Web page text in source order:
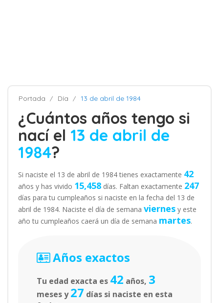
Portada Día 13 de abril de 1984
¿Cuántos años tengo si
nací el 13 de abril de
1984?
Si naciste el 13 de abril de 1984 tienes exactamente 42
años y has vivido 15,458 días. Faltan exactamente 247
días para tu cumpleaños si naciste en la fecha del 13 de
abril de 1984. Naciste el día de semana viernes y este
año tu cumpleaños caerá un día de semana martes.
Años exactos
Tu edad exacta es 42 años, 3
meses y27 días si naciste en esta